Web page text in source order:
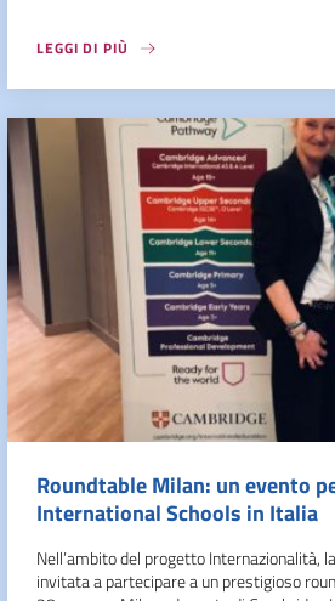
LEGGI DI PIÙ
Roundtable Milan: un evento
International Schools in Italia
Nell’ambito del progetto Internazionalità,
invitata a partecipare a un prestigioso